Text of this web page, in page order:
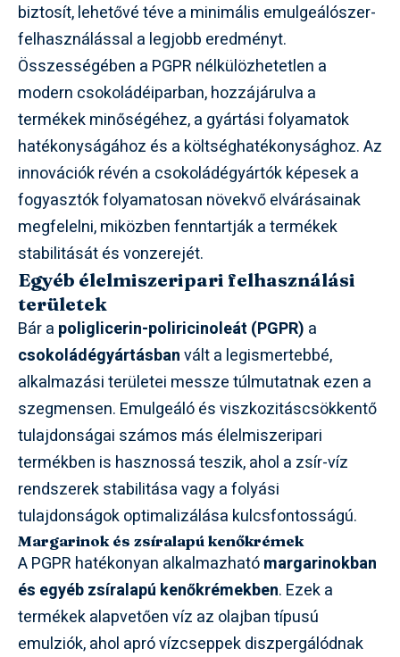
biztosít, lehetővé téve a minimális emulgeálószer-
felhasználással a legjobb eredményt.
Összességében a PGPR nélkülözhetetlen a
modern csokoládéiparban, hozzájárulva a
termékek minőségéhez, a gyártási folyamatok
hatékonyságához és a költséghatékonysághoz. Az
innovációk révén a csokoládégyártók képesek a
fogyasztók folyamatosan növekvő elvárásainak
megfelelni, miközben fenntartják a termékek
stabilitását és vonzerejét.
Egyéb élelmiszeripari felhasználási
területek
Bár a poliglicerin-poliricinoleát (PGPR) a
csokoládégyártásbanvált a legismertebbé,
alkalmazási területei messze túlmutatnak ezen a
szegmensen. Emulgeáló és viszkozitáscsökkentő
tulajdonságai számos más élelmiszeripari
termékben is hasznossá teszik, ahol a zsír-víz
rendszerek stabilitása vagy a folyási
tulajdonságok optimalizálása kulcsfontosságú.
Margarinok és zsíralapú kenőkrémek
A PGPR hatékonyan alkalmazhatómargarinokban
és egyéb zsíralapú kenőkrémekben. Ezek a
termékek alapvetően víz az olajban típusú
emulziók, ahol apró vízcseppek diszpergálódnak